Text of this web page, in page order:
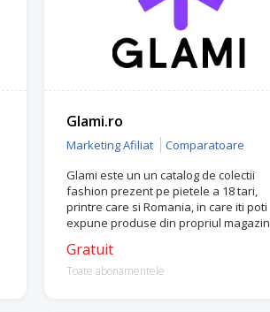
Glami.ro
Marketing Afiliat
Comparatoare
Glami este un un catalog de colectii
fashion prezent pe pietele a 18 tari,
printre care si Romania, in care iti poti
expune produse din propriul magazin
Gratuit
Toate abonamentele